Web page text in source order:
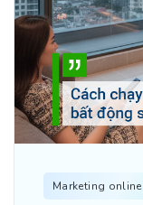
Marketing online